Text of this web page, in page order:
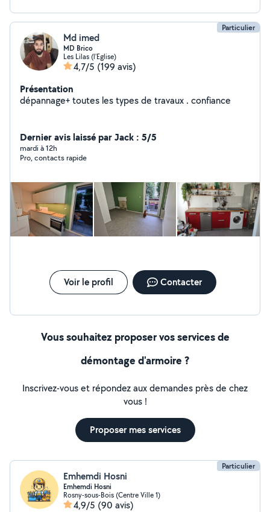
Particulier
Md imed
MD Brico
Les Lilas (l'Eglise)
4,7/5 (199 avis)
Présentation
dépannage+ toutes les types de travaux . confiance
Dernier avis laissé par Jack : 5/5
mardi à 12h
Pro, contacts rapide
Voir le profil Contacter
Vous souhaitez proposer vos services de
démontage d'armoire ?
Inscrivez-vous et répondez aux demandes près de chez
vous !
Proposer mes services
Particulier
Emhemdi Hosni
Emhemdi Hosni
Rosny-sous-Bois (Centre Ville 1)
4,9/5 (90 avis)